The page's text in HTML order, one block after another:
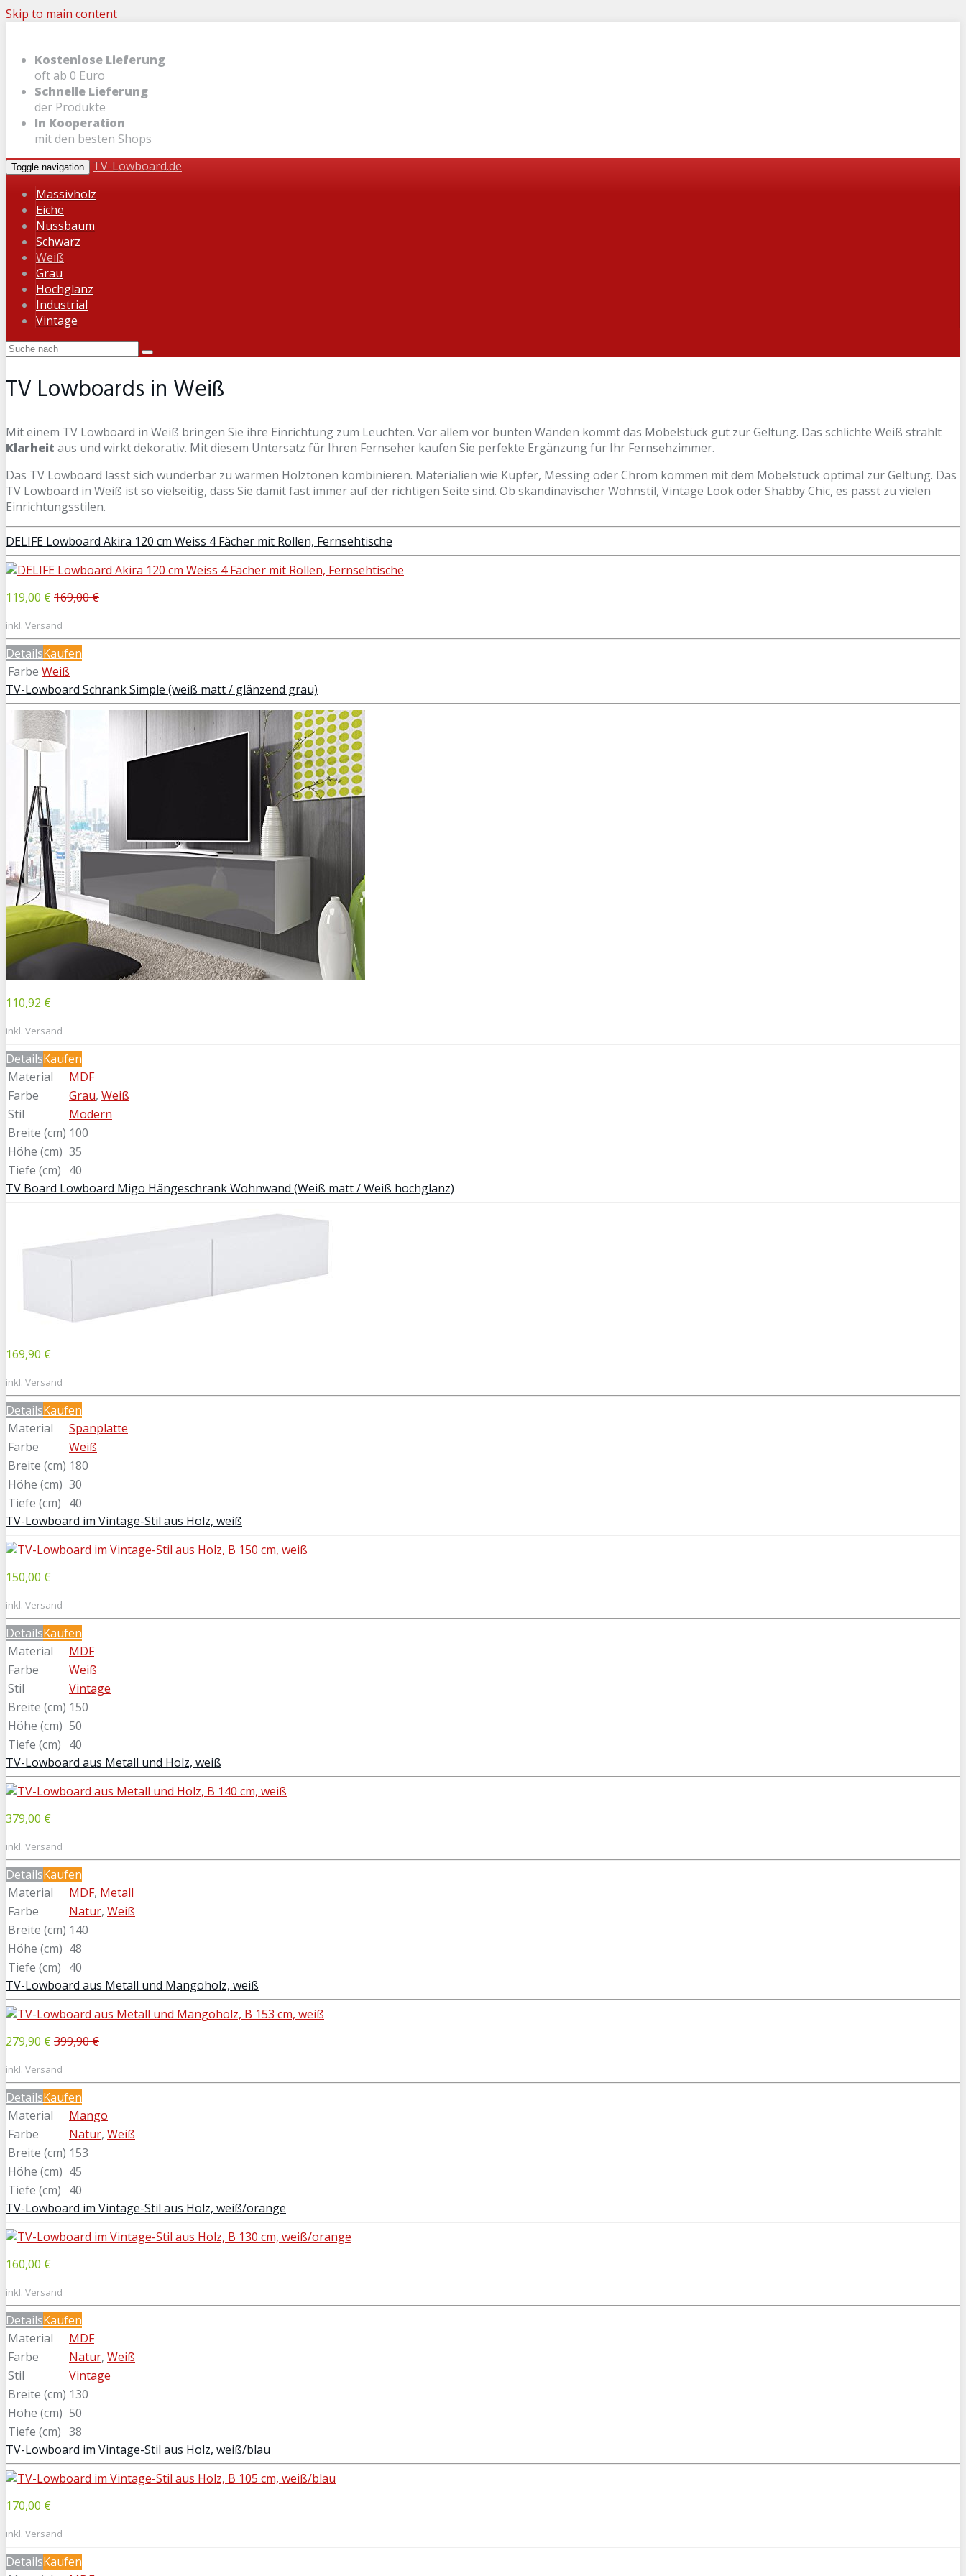
Skip to main content
Kostenlose Lieferung
oft ab 0 Euro
Schnelle Lieferung
der Produkte
In Kooperation
mit den besten Shops
Toggle navigation
TV-Lowboard.de
Massivholz
Eiche
Nussbaum
Schwarz
Weiß
Grau
Hochglanz
Industrial
Vintage
TV Lowboards in Weiß
Mit einem TV Lowboard in Weiß bringen Sie ihre Einrichtung zum Leuchten. Vor allem vor bunten Wänden kommt das Möbelstück gut zur Geltung. Das schlichte Weiß strahlt
Klarheit aus und wirkt dekorativ. Mit diesem Untersatz für Ihren Fernseher kaufen Sie perfekte Ergänzung für Ihr Fernsehzimmer.
Das TV Lowboard lässt sich wunderbar zu warmen Holztönen kombinieren. Materialien wie Kupfer, Messing oder Chrom kommen mit dem Möbelstück optimal zur Geltung. Das
TV Lowboard in Weiß ist so vielseitig, dass Sie damit fast immer auf der richtigen Seite sind. Ob skandinavischer Wohnstil, Vintage Look oder Shabby Chic, es passt zu vielen
Einrichtungsstilen.
DELIFE Lowboard Akira 120 cm Weiss 4 Fächer mit Rollen, Fernsehtische
119,00 € 169,00 €
inkl. Versand
DetailsKaufen
Farbe Weiß
TV-Lowboard Schrank Simple (weiß matt / glänzend grau)
110,92 €
inkl. Versand
DetailsKaufen
Material
MDF
Farbe
Grau, Weiß
Stil
Modern
Breite (cm) 100
Höhe (cm) 35
Tiefe (cm) 40
TV Board Lowboard Migo Hängeschrank Wohnwand (Weiß matt / Weiß hochglanz)
169,90 €
inkl. Versand
DetailsKaufen
Material
Spanplatte
Farbe
Weiß
Breite (cm) 180
Höhe (cm) 30
Tiefe (cm) 40
TV-Lowboard im Vintage-Stil aus Holz, weiß
150,00 €
inkl. Versand
DetailsKaufen
Material
MDF
Farbe
Weiß
Stil
Vintage
Breite (cm) 150
Höhe (cm) 50
Tiefe (cm) 40
TV-Lowboard aus Metall und Holz, weiß
379,00 €
inkl. Versand
DetailsKaufen
Material
MDF, Metall
Farbe
Natur, Weiß
Breite (cm) 140
Höhe (cm) 48
Tiefe (cm) 40
TV-Lowboard aus Metall und Mangoholz, weiß
279,90 € 399,90 €
inkl. Versand
DetailsKaufen
Material
Mango
Farbe
Natur, Weiß
Breite (cm) 153
Höhe (cm) 45
Tiefe (cm) 40
TV-Lowboard im Vintage-Stil aus Holz, weiß/orange
160,00 €
inkl. Versand
DetailsKaufen
Material
MDF
Farbe
Natur, Weiß
Stil
Vintage
Breite (cm) 130
Höhe (cm) 50
Tiefe (cm) 38
TV-Lowboard im Vintage-Stil aus Holz, weiß/blau
170,00 €
inkl. Versand
DetailsKaufen